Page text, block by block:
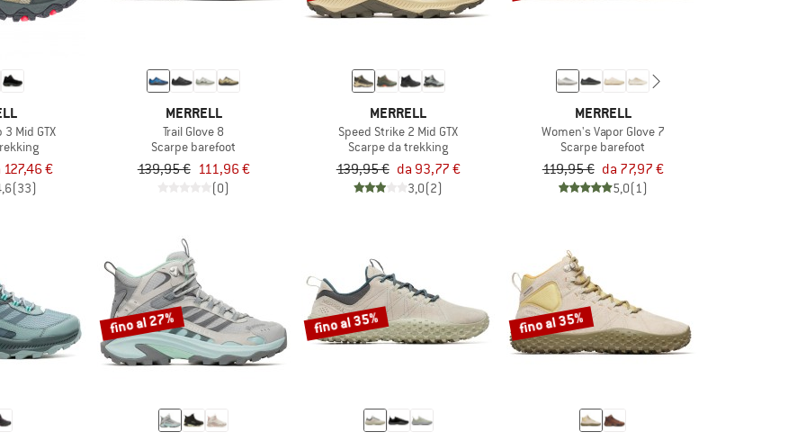
Mid GTX
127,46 €
(33)
MERRELL
Trail Glove 8
Scarpe barefoot
139,95 € 111,96 €
(0)
MERRELL
Speed Strike 2 Mid GTX
Scarpe da trekking
139,95 € da 93,77 €
3,0(2)
MERRELL
Women's Vapor Glove 7
Scarpe barefoot
119,95 € da 77,97 €
5,0(1)
fino al 27% fino al 35% fino al 35%